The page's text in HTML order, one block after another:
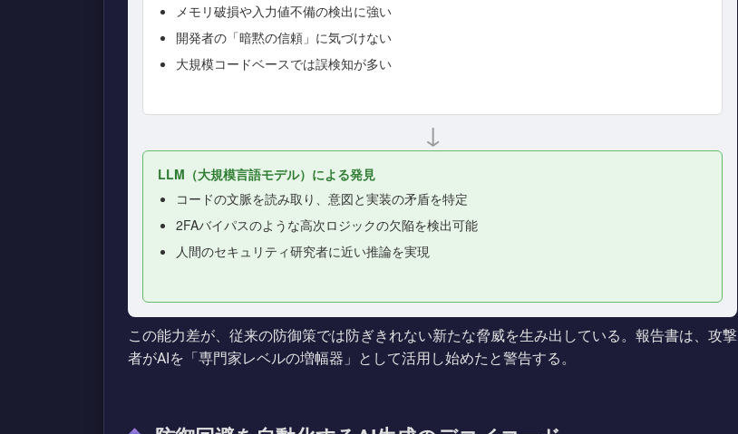
メモリ破損や入力値不備の検出に強い
開発者の「暗黙の信頼」に気づけない
大規模コードベースでは誤検知が多い
↓
LLM（大規模言語モデル）による発見
コードの文脈を読み取り、意図と実装の矛盾を特定
2FAバイパスのような高次ロジックの欠陥を検出可能
人間のセキュリティ研究者に近い推論を実現
この能力差が、従来の防御策では防ぎきれない新たな脅威を生み出している。報告書は、攻撃
者がAIを「専門家レベルの増幅器」として活用し始めたと警告する。